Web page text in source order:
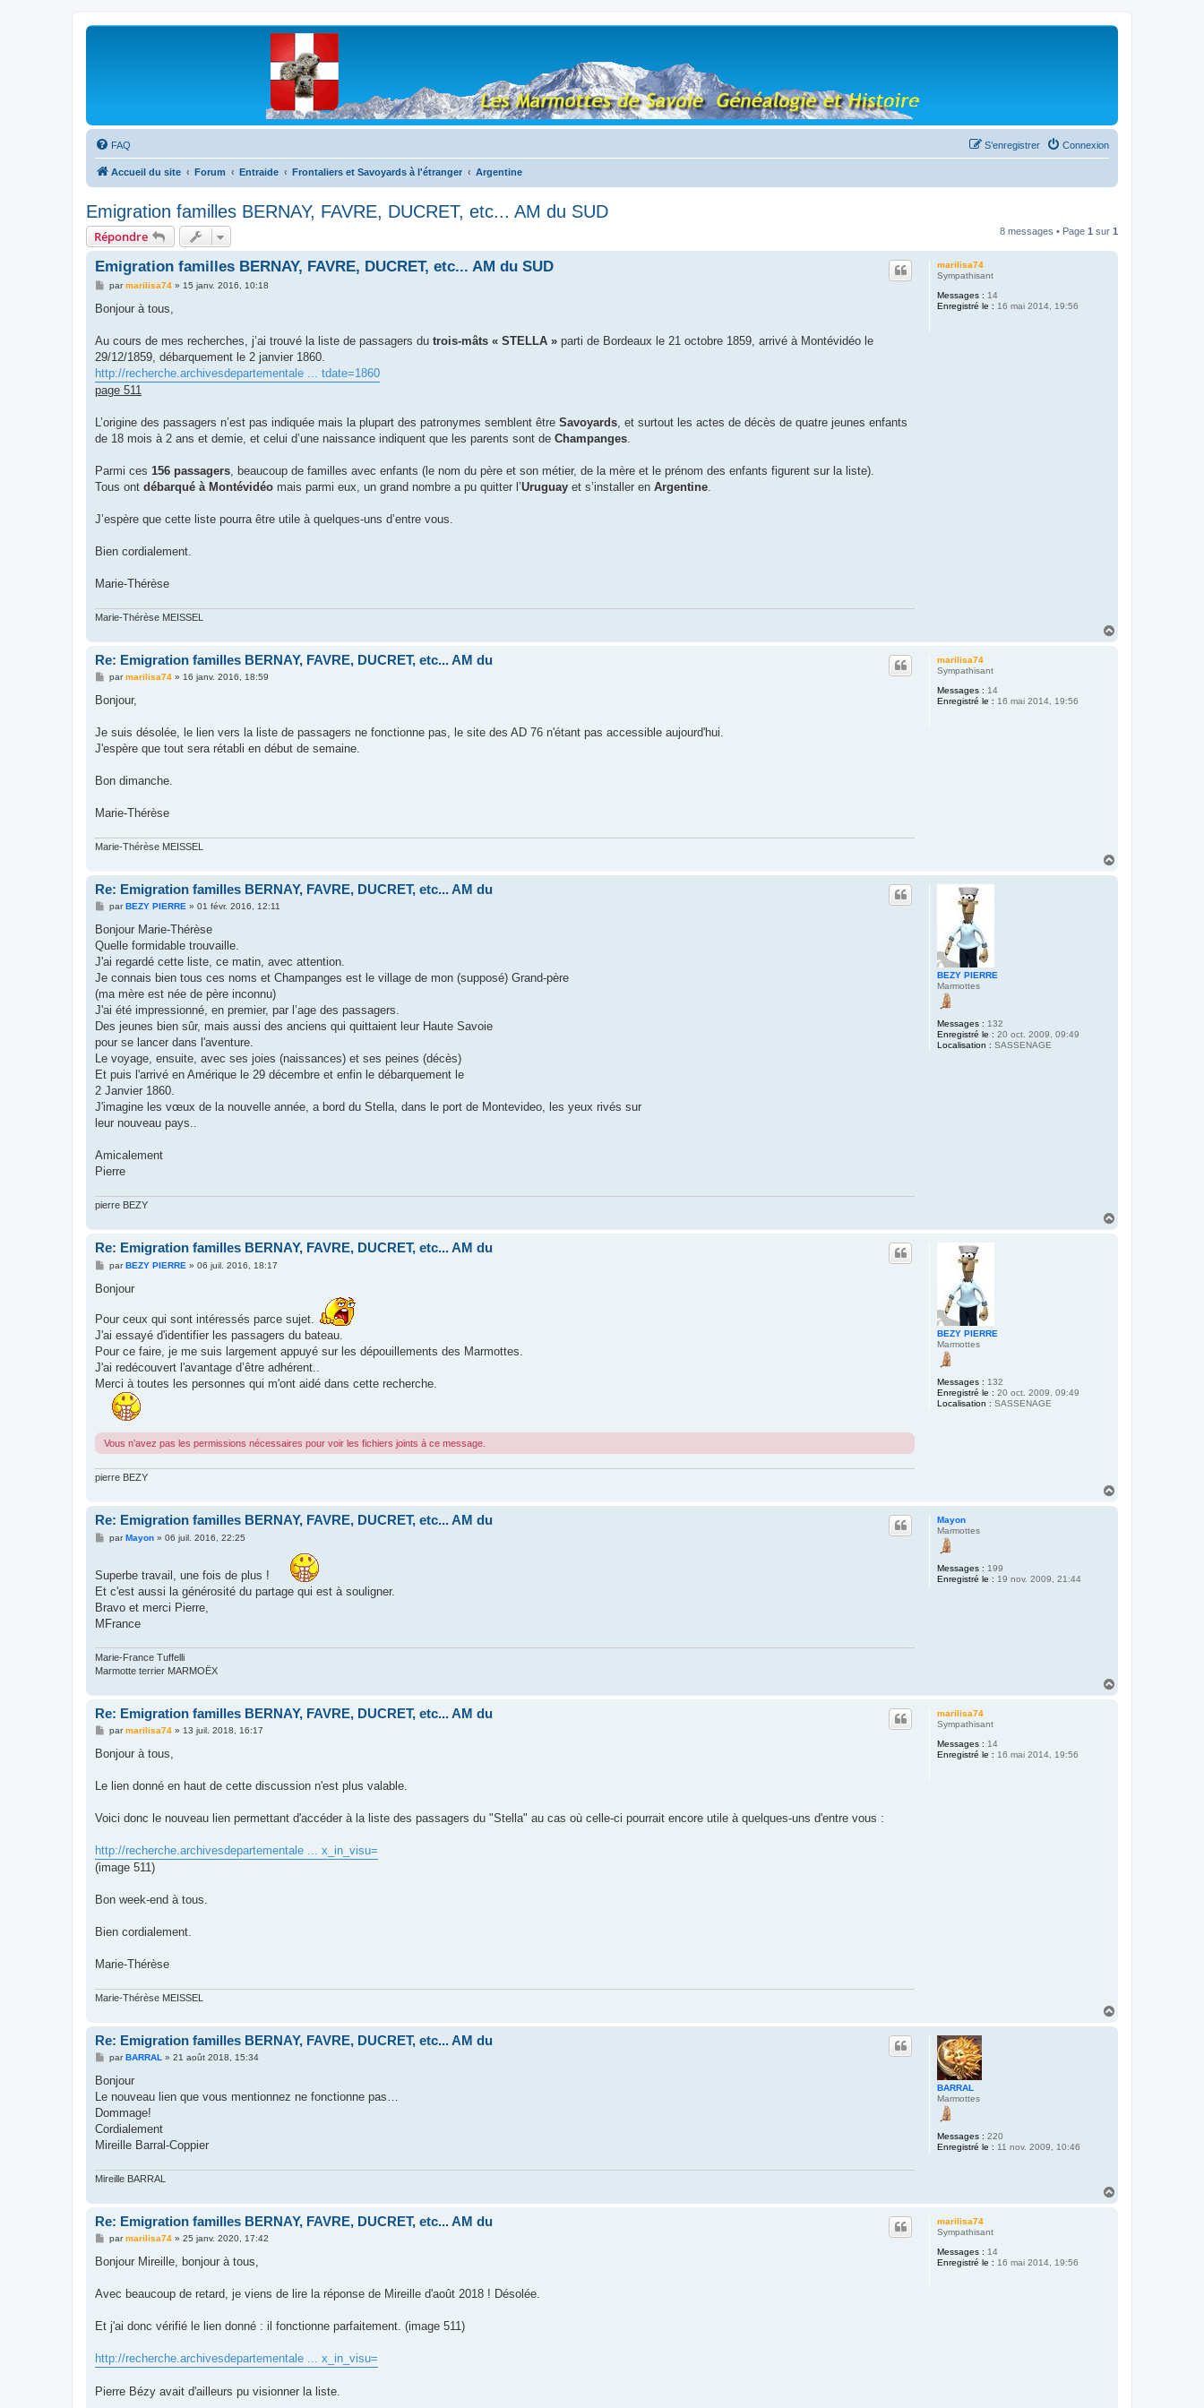
Les Marmottes de Savoie
FAQ Connexion
S’enregistrer
Accueil du site Forum Entraide Frontaliers et Savoyards à l'étranger Argentine
Emigration familles BERNAY, FAVRE, DUCRET, etc... AM du SUD
Répondre 8 messages • Page 1 sur 1
marilisa74
Sympathisant
Messages : 14
Enregistré le : 16 mai 2014, 19:56
Emigration familles BERNAY, FAVRE, DUCRET, etc... AM du SUD
M
s
g
parmarilisa74» 15 janv. 2016, 10:18
Bonjour à tous,
Au cours de mes recherches, j’ai trouvé la liste de passagers du trois-mâts « STELLA » parti de Bordeaux le 21 octobre 1859, arrivé à Montévidéo le
29/12/1859, débarquement le 2 janvier 1860.
http://recherche.archivesdepartementale ... tdate=1860
page 511
L’origine des passagers n’est pas indiquée mais la plupart des patronymes semblent être Savoyards, et surtout les actes de décès de quatre jeunes enfants
de 18 mois à 2 ans et demie, et celui d’une naissance indiquent que les parents sont de Champanges.
Parmi ces 156 passagers, beaucoup de familles avec enfants (le nom du père et son métier, de la mère et le prénom des enfants figurent sur la liste).
Tous ont débarqué à Montévidéo mais parmi eux, un grand nombre a pu quitter l’Uruguay et s’installer en Argentine.
J’espère que cette liste pourra être utile à quelques-uns d’entre vous.
Bien cordialement.
Marie-Thérèse
Marie-Thérèse MEISSEL
marilisa74
Sympathisant
Messages : 14
Enregistré le : 16 mai 2014, 19:56
Re: Emigration familles BERNAY, FAVRE, DUCRET, etc... AM du
M
s
g
parmarilisa74» 16 janv. 2016, 18:59
Bonjour,
Je suis désolée, le lien vers la liste de passagers ne fonctionne pas, le site des AD 76 n'étant pas accessible aujourd'hui.
J'espère que tout sera rétabli en début de semaine.
Bon dimanche.
Marie-Thérèse
Marie-Thérèse MEISSEL
BEZY PIERRE
Marmottes
Messages : 132
Enregistré le : 20 oct. 2009, 09:49
Localisation : SASSENAGE
Re: Emigration familles BERNAY, FAVRE, DUCRET, etc... AM du
M
s
a
g
par BEZY PIERRE» 01 févr. 2016, 12:11
Bonjour Marie-Thérèse
Quelle formidable trouvaille.
J'ai regardé cette liste, ce matin, avec attention.
Je connais bien tous ces noms et Champanges est le village de mon (supposé) Grand-père
(ma mère est née de père inconnu)
J'ai été impressionné, en premier, par l’age des passagers.
Des jeunes bien sûr, mais aussi des anciens qui quittaient leur Haute Savoie
pour se lancer dans l'aventure.
Le voyage, ensuite, avec ses joies (naissances) et ses peines (décès)
Et puis l'arrivé en Amérique le 29 décembre et enfin le débarquement le
2 Janvier 1860.
J'imagine les vœux de la nouvelle année, a bord du Stella, dans le port de Montevideo, les yeux rivés sur
leur nouveau pays..
Amicalement
Pierre
pierre BEZY
BEZY PIERRE
Marmottes
Messages : 132
Enregistré le : 20 oct. 2009, 09:49
Localisation : SASSENAGE
Re: Emigration familles BERNAY, FAVRE, DUCRET, etc... AM du
M
s
g
e
parBEZY PIERRE » 06 juil. 2016, 18:17
Bonjour
Pour ceux qui sont intéressés parce sujet.
J'ai essayé d'identifier les passagers du bateau.
Pour ce faire, je me suis largement appuyé sur les dépouillements des Marmottes.
J'ai redécouvert l'avantage d’être adhérent..
Merci à toutes les personnes qui m'ont aidé dans cette recherche.
Vous n’avez pas les permissions nécessaires pour voir les fichiers joints à ce message.
pierre BEZY
Mayon
Marmottes
Messages : 199
Enregistré le : 19 nov. 2009, 21:44
Re: Emigration familles BERNAY, FAVRE, DUCRET, etc... AM du
M
a
g
parMayon» 06 juil. 2016, 22:25
Superbe travail, une fois de plus !
Et c'est aussi la générosité du partage qui est à souligner.
Bravo et merci Pierre,
MFrance
Marie-France Tuffelli
Marmotte terrier MARMOËX
marilisa74
Sympathisant
Messages : 14
Enregistré le : 16 mai 2014, 19:56
Re: Emigration familles BERNAY, FAVRE, DUCRET, etc... AM du
M
s
g
parmarilisa74» 13 juil. 2018, 16:17
Bonjour à tous,
Le lien donné en haut de cette discussion n'est plus valable.
Voici donc le nouveau lien permettant d'accéder à la liste des passagers du "Stella" au cas où celle-ci pourrait encore utile à quelques-uns d'entre vous :
http://recherche.archivesdepartementale ... x_in_visu=
(image 511)
Bon week-end à tous.
Bien cordialement.
Marie-Thérèse
Marie-Thérèse MEISSEL
BARRAL
Marmottes
Messages : 220
Enregistré le : 11 nov. 2009, 10:46
Re: Emigration familles BERNAY, FAVRE, DUCRET, etc... AM du
M
s
a
g
parBARRAL» 21 août 2018, 15:34
Bonjour
Le nouveau lien que vous mentionnez ne fonctionne pas…
Dommage!
Cordialement
Mireille Barral-Coppier
Mireille BARRAL
marilisa74
Sympathisant
Messages : 14
Enregistré le : 16 mai 2014, 19:56
Re: Emigration familles BERNAY, FAVRE, DUCRET, etc... AM du
M
s
g
parmarilisa74» 25 janv. 2020, 17:42
Bonjour Mireille, bonjour à tous,
Avec beaucoup de retard, je viens de lire la réponse de Mireille d'août 2018 ! Désolée.
Et j'ai donc vérifié le lien donné : il fonctionne parfaitement. (image 511)
http://recherche.archivesdepartementale ... x_in_visu=
Pierre Bézy avait d'ailleurs pu visionner la liste.